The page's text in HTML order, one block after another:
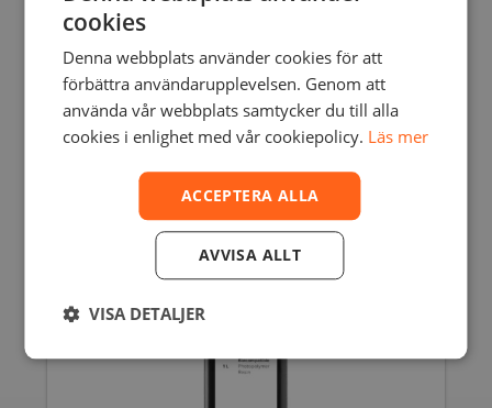
FORM 2 & 3 HIGH TEMP RESIN – 1L
inkl. moms
SEKexkl. moms
cookies
Denna webbplats använder cookies för att
förbättra användarupplevelsen. Genom att
använda vår webbplats samtycker du till alla
cookies i enlighet med vår cookiepolicy. Läs mer
ACCEPTERA ALLA
AVVISA ALLT
VISA DETALJER